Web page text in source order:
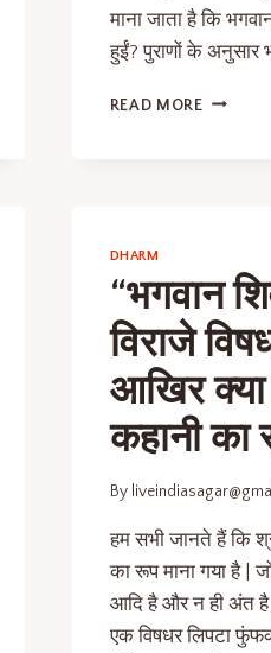
माना जाता है कि
हुईं? पुराणों के अनुसार
READ MORE
DHARM
“भगवान
विराजे
आखिर क्या
कहानी का
By
हम सभी जानते हैं कि
का रूप माना गया है |
आदि है और न ही अंत है
एक विषधर लिपटा